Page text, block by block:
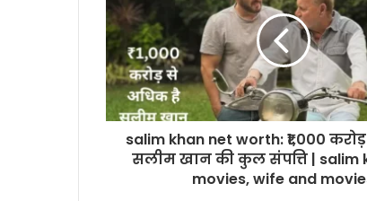
salim khan net worth: ₹1,000
सलीम खान की कुल संपत्ति | salim
movies, wife and